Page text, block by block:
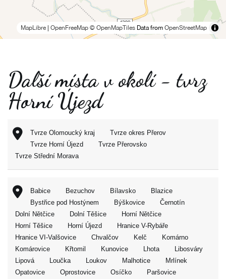
MapLibre OpenFreeMap © OpenMapTiles Data from OpenStreetMap
Další místa v okolí - tvrz
Horní Újezd
Tvrze Olomoucký kraj
Tvrze okres Přerov
Tvrze Horní Újezd
Tvrze Přerovsko
Tvrze Střední Morava
Babice Bezuchov Bílavsko
Blazice
Bystřice pod Hostýnem
Býškovice
Černotín
Dolní Nětčice
Dolní Těšice
Horní Nětčice
Horní Těšice
Horní Újezd
Hranice V-Rybáře
Hranice VI-Valšovice
Chvalčov Kelč
Komárno
Komárovice
Křtomil Kunovice Lhota
Libosváry
Lipová
Loučka Loukov Malhotice
Mrlínek
Opatovice
Oprostovice Osíčko
Paršovice